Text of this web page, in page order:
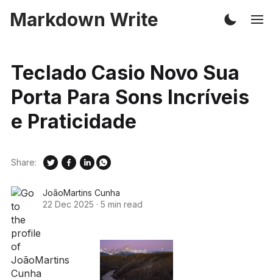
Markdown Write
Teclado Casio Novo Sua
Porta Para Sons Incríveis
e Praticidade
JoãoMartins Cunha
22 Dec 2025 · 5 min read
Share: